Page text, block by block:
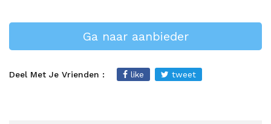
Ga naar aanbieder
Deel Met Je Vrienden : like tweet